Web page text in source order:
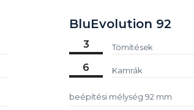
BluEvolution 92
3 Tömítések
6 Kamrák
beépítési mélység 92 mm